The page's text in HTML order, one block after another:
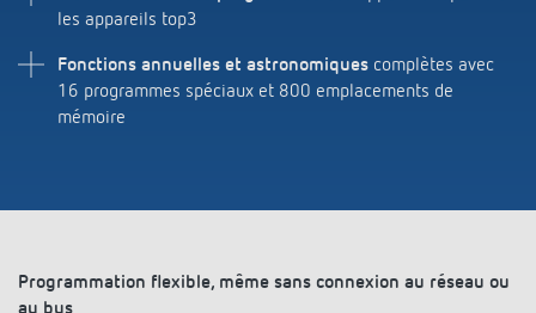
les appareils top3
Fonctions annuelles et astronomiques complètes avec
16 programmes spéciaux et 800 emplacements de
mémoire
Programmation flexible, même sans connexion au réseau ou